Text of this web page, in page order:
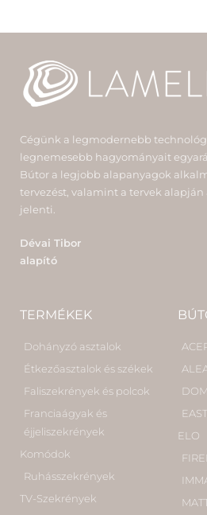
Cégünk a legmodernebb
legnemesebb hagyományait
Bútor a legjobb alapanyagok
tervezést, valamint a tervek
jelenti.
Dévai Tibor
alapító
TERMÉKEK
Dohányzó asztalok
Étkezőasztalok és székek
Faliszekrények és polcok
Franciaágyak és
éjjeliszekrények
Komódok
Ruhásszekrények
TV-Szekrények
ELO